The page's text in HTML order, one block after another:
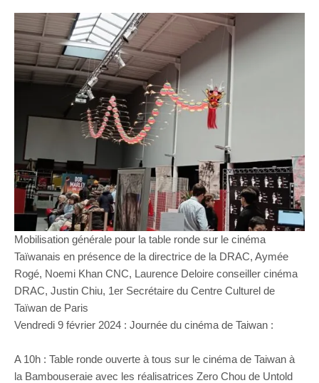
Mobilisation générale pour la table ronde sur le cinéma
Taïwanais en présence de la directrice de la DRAC, Aymée
Rogé, Noemi Khan CNC, Laurence Deloire conseiller cinéma
DRAC, Justin Chiu, 1er Secrétaire du Centre Culturel de
Taïwan de Paris
Vendredi 9 février 2024 : Journée du cinéma de Taiwan :
A 10h : Table ronde ouverte à tous sur le cinéma de Taiwan à
la Bambouseraie avec les réalisatrices Zero Chou de Untold